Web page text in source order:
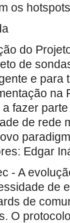
os
do
de
e para
na
a fazer
de rede
Edgar
- A
de
de
O